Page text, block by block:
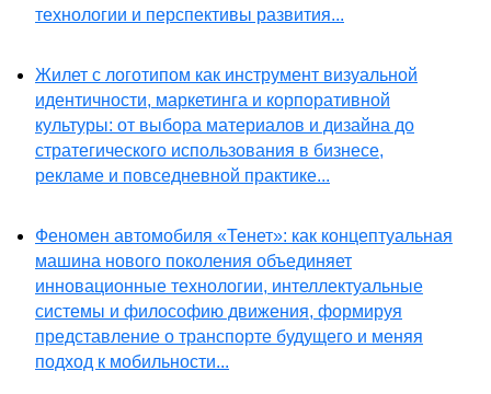
технологии и перспективы развития...
Жилет с логотипом как инструмент визуальной
идентичности, маркетинга и корпоративной
культуры: от выбора материалов и дизайна до
стратегического использования в бизнесе,
рекламе и повседневной практике...
Феномен автомобиля «Тенет»: как концептуальная
машина нового поколения объединяет
инновационные технологии, интеллектуальные
системы и философию движения, формируя
представление о транспорте будущего и меняя
подход к мобильности...